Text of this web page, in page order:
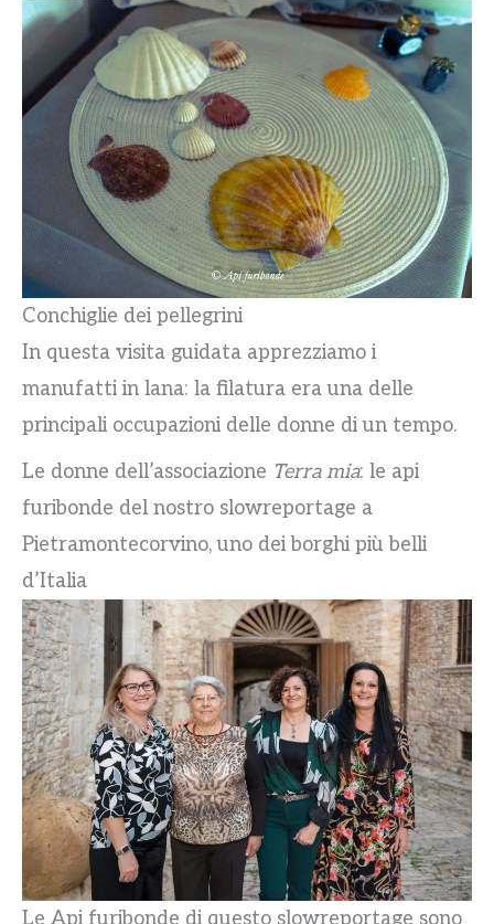
Conchiglie dei pellegrini
In questa visita guidata apprezziamo i
manufatti in lana: la filatura era una delle
principali occupazioni delle donne di un tempo.
Le donne dell’associazione Terra mia: le api
furibonde del nostro slowreportage a
Pietramontecorvino, uno dei borghi più belli
d’Italia
Le Api furibonde di questo slowreportage sono